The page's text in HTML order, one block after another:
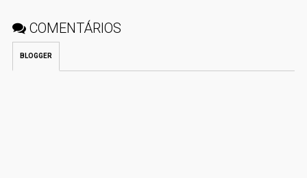
COMENTÁRIOS
BLOGGER